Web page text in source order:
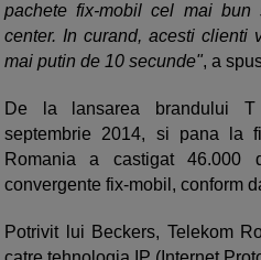
pachete fix-mobil cel mai
center. In curand, acesti clienti
mai putin de 10 secunde", a
De la lansarea brandului
septembrie 2014, si pana la
Romania a castigat 46.000
convergente fix-mobil, conform
Potrivit lui Beckers, Telekom